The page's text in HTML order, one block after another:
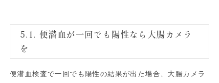
5.1. 便潜血が一回でも陽性なら大腸カメラ
を
便潜血検査で一回でも陽性の結果が出た場合、大腸カメラ